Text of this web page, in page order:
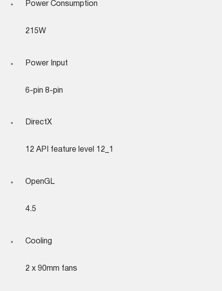
Power Consumption
215W
Power Input
6-pin 8-pin
DirectX
12 API feature level 12_1
OpenGL
4.5
Cooling
2 x 90mm fans